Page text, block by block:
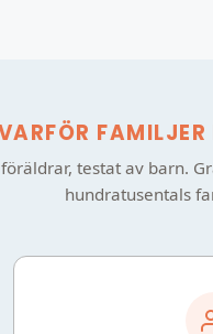
testat av barn.
hundratusentals